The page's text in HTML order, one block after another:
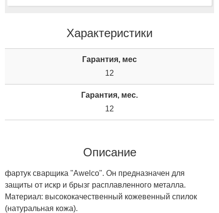
Характеристики
Гарантия, мес
12
Гарантия, мес.
12
Описание
фартук сварщика "Awelco". Он предназначен для
защиты от искр и брызг расплавленного металла.
Материал: высококачественный кожевенный спилок
(натуральная кожа).